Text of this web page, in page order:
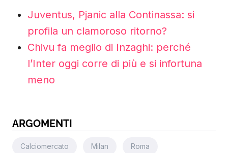
Juventus, Pjanic alla Continassa: si
profila un clamoroso ritorno?
Chivu fa meglio di Inzaghi: perché
l’Inter oggi corre di più e si infortuna
meno
ARGOMENTI
Calciomercato Milan Roma